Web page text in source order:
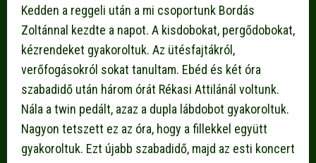
Kedden a reggeli után a mi csoportunk Bordás
Zoltánnal kezdte a napot. A kisdobokat, pergődobokat,
kézrendeket gyakoroltuk. Az ütésfajtákról,
verőfogásokról sokat tanultam. Ebéd és két óra
szabadidő után három órát Rékasi Attilánál voltunk.
Nála a twin pedált, azaz a dupla lábdobot gyakoroltuk.
Nagyon tetszett ez az óra, hogy a fillekkel együtt
gyakoroltuk. Ezt újabb szabadidő, majd az esti koncert